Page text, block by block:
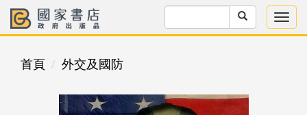
首頁 外交及國防